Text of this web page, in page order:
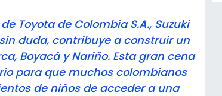
Toyota de Colombia S.A., Suzuki
duda, contribuye a construir un
Boyacá y Nariño. Esta gran cena
para que muchos colombianos
de niños de acceder a una